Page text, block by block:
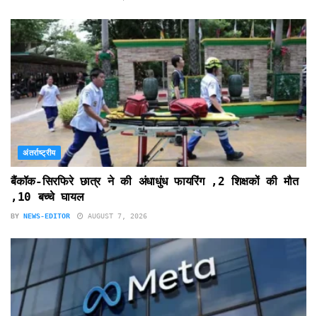
अंतर्राष्ट्रीय
बैंकॉक-सिरफिरे छात्र ने की अंधाधुंध फायरिंग ,2 शिक्षकों की मौत
,10 बच्चे घायल
BY NEWS-EDITOR AUGUST 7, 2026